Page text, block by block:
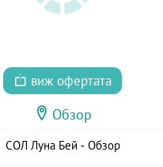
виж офертата
Обзор
СОЛ Луна Бей - Обзор